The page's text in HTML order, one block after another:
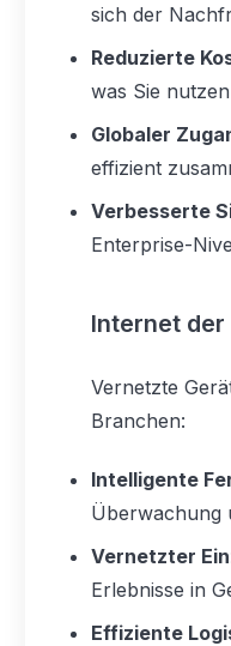
sich der
Reduzierte
was Sie nutzen
Globaler
effizient
Verbesserte
Enterprise-
Internet der
Vernetzte
Branchen:
Intelligente
Überwachung
Vernetzter
Erlebnisse in
Effiziente